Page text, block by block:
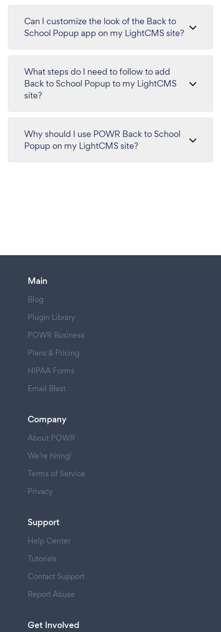
Can I customize the look of the Back to
School Popup app on my LightCMS site?
What steps do I need to follow to add
Back to School Popup to my LightCMS
site?
Why should I use POWR Back to School
Popup on my LightCMS site?
Main
Blog
Plugin Library
POWR Business
Plans & Pricing
HIPAA Forms
Email Blast
Company
About POWR
We're hiring!
Terms of Service
Privacy
Support
Help Center
Tutorials
Contact Support
Report Abuse
Get Involved